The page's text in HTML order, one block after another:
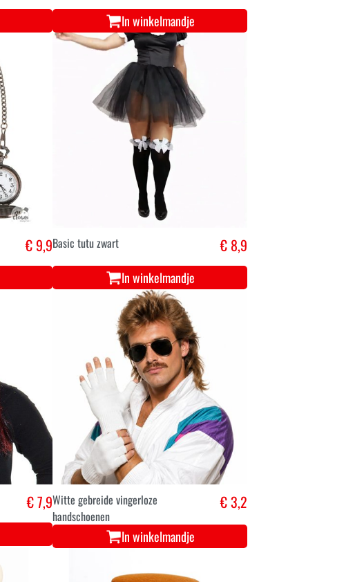
In winkelmandje
€ 9,9Basic tutu zwart € 8,9
In winkelmandje
€ 7,9Witte gebreide vingerloze
handschoenen
€ 3,2
In winkelmandje